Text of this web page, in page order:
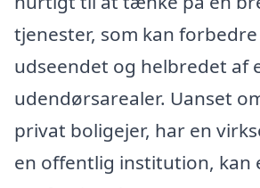
tjenester, som kan
udseendet og helbredet af
udendørsarealer. Uanset
privat boligejer, har en
en offentlig institution, kan